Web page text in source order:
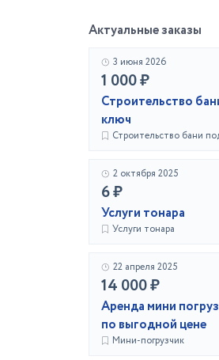
Актуальные заказы
3 июня 2026
1 000 ₽
Строительство
ключ
Строительство бани
2 октября 2025
6 ₽
Услуги тонара
Услуги тонара
22 апреля 2025
14 000 ₽
Аренда мини
по выгодной цене
Мини-погрузчик